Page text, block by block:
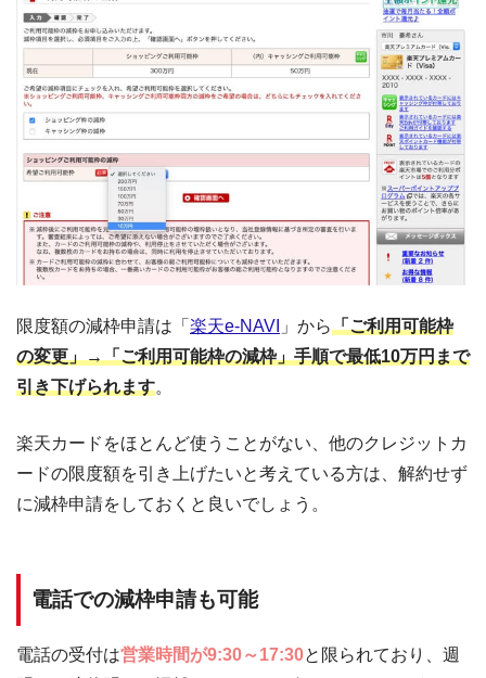
限度額の減枠申請は「 楽天e-NAVI 」から「ご利用可能枠
の変更」→「ご利用可能枠の減枠」手順で最低10万円まで
引き下げられます。
楽天カードをほとんど使うことがない、他のクレジットカ
ードの限度額を引き上げたいと考えている方は、解約せず
に減枠申請をしておくと良いでしょう。
電話での減枠申請も可能
電話の受付は営業時間が9:30～17:30と限られており、週